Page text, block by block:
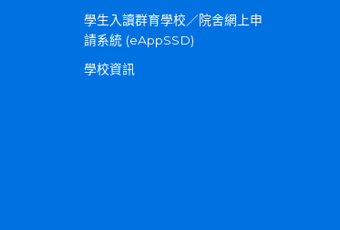
學生入讀群育學校／院舍網上申
請系統 (eAppSSD)
學校資訊